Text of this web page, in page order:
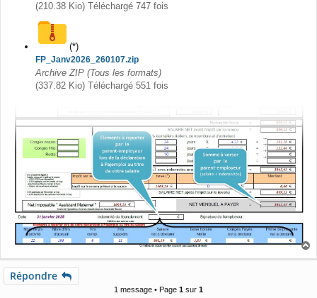
(210.38 Kio) Téléchargé 747 fois
(*)
FP_Janv2026_260107.zip
Archive ZIP (Tous les formats)
(337.82 Kio) Téléchargé 551 fois
a
Répondre
1 message • Page 1 sur 1